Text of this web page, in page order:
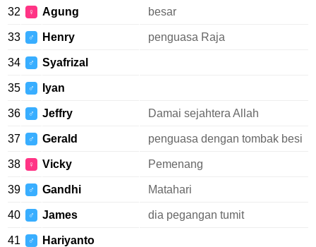
32 ♀ Agung besar
33 ♂ Henry penguasa Raja
34 ♂ Syafrizal
35 ♂ Iyan
36 ♂ Jeffry Damai sejahtera Allah
37 ♂ Gerald penguasa dengan tombak besi
38 ♀ Vicky Pemenang
39 ♂ Gandhi Matahari
40 ♂ James dia pegangan tumit
41 ♂ Hariyanto